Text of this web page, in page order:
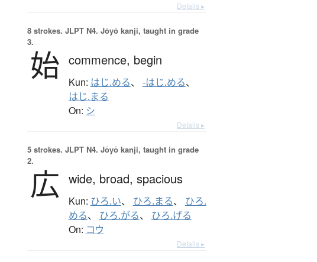
Details ▸
8 strokes. JLPT N4. Jōyō kanji, taught in grade
3.
始 commence, begin
Kun: はじ.める、 -はじ.める、
はじ.まる
On: シ
Details ▸
5 strokes. JLPT N4. Jōyō kanji, taught in grade
2.
広 wide, broad, spacious
Kun: ひろ.い、 ひろ.まる、 ひろ.
める、 ひろ.がる、 ひろ.げる
On: コウ
Details ▸